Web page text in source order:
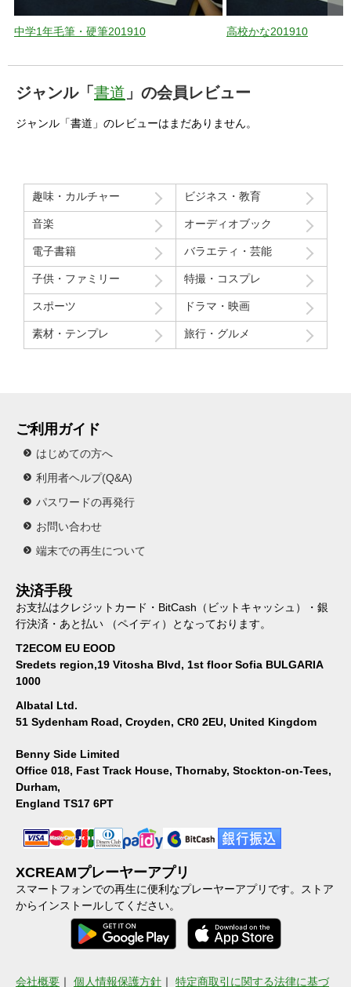
中学1年毛筆・硬筆201910 高校かな201910
ジャンル「 書道 」の会員レビュー
ジャンル「書道」のレビューはまだありません。
趣味・カルチャー ビジネス・教育
音楽 オーディオブック
電子書籍 バラエティ・芸能
子供・ファミリー 特撮・コスプレ
スポーツ ドラマ・映画
素材・テンプレ 旅行・グルメ
ご利用ガイド
はじめての方へ
利用者ヘルプ(Q&A)
パスワードの再発行
お問い合わせ
端末での再生について
決済手段
お支払はクレジットカード・BitCash（ビットキャッシュ）・銀
行決済・あと払い （ペイディ）となっております。
T2ECOM EU EOOD
Sredets region,19 Vitosha Blvd, 1st floor Sofia BULGARIA
1000
Albatal Ltd.
51 Sydenham Road, Croyden, CR0 2EU, United Kingdom
Benny Side Limited
Office 018, Fast Track House, Thornaby, Stockton-on-Tees,
Durham,
England TS17 6PT
XCREAMプレーヤーアプリ
スマートフォンでの再生に便利なプレーヤーアプリです。ストア
からインストールしてください。
会社概要 ｜ 個人情報保護方針 ｜ 特定商取引に関する法律に基づ